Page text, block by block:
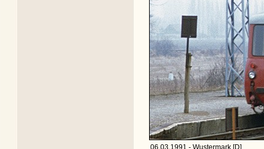
06.03.1991 - Wustermark [D]